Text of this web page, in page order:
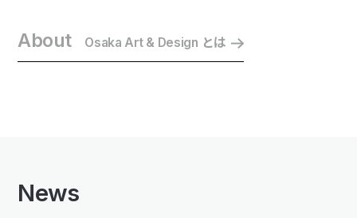
About Osaka Art & Design とは
News